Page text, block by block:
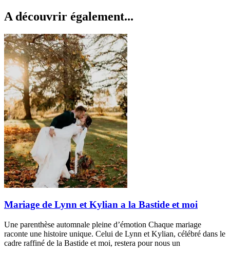
A découvrir également...
Mariage de Lynn et Kylian a la Bastide et moi
Une parenthèse automnale pleine d’émotion Chaque mariage
raconte une histoire unique. Celui de Lynn et Kylian, célébré dans le
cadre raffiné de la Bastide et moi, restera pour nous un